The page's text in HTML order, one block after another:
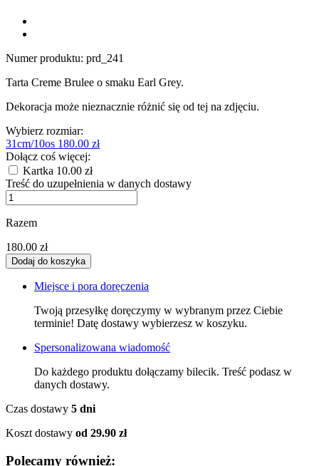
Numer produktu: prd_241
Tarta Creme Brulee o smaku Earl Grey.
Dekoracja może nieznacznie różnić się od tej na zdjęciu.
Wybierz rozmiar:
31cm/10os 180.00 zł
Dołącz coś więcej:
Kartka 10.00 zł
Treść do uzupełnienia w danych dostawy
Razem
180.00 zł
Miejsce i pora doręczenia
Twoją przesyłkę doręczymy w wybranym przez Ciebie
terminie! Datę dostawy wybierzesz w koszyku.
Spersonalizowana wiadomość
Do każdego produktu dołączamy bilecik. Treść podasz w
danych dostawy.
Czas dostawy 5 dni
Koszt dostawy od 29.90 zł
Polecamy również: